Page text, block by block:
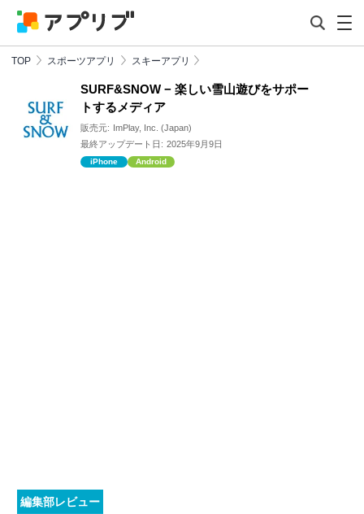
TOP スポーツアプリ スキーアプリ
SURF&SNOW − 楽しい雪山遊びをサポー
トするメディア
販売元: ImPlay, Inc. (Japan)
最終アップデート日: 2025年9月9日
iPhone Android
編集部レビュー